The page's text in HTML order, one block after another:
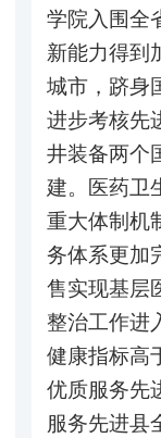
学院入围全
新能力得到
城市，跻身
进步考核先
井装备两个
建。医药卫
重大体制机
务体系更加
售实现基层
整治工作进
健康指标高
优质服务先
服务先进县